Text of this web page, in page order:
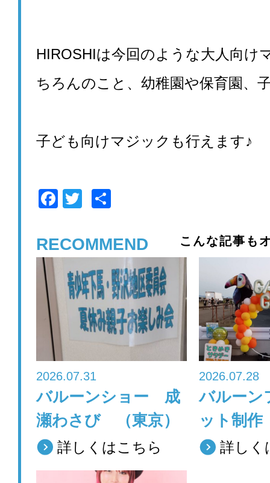
HIROSHIは今回のような大人向け
ちろんのこと、幼稚園や保育園、
子ども向けマジックも行えます♪
F
c
e
b
o
k
tt
er
RECOMMEND こんな記事も
2026.07.31
バルーンショー 成
瀬わさび （東京）
詳しくはこちら
2026.07.28
バルーン
ット制
詳しく